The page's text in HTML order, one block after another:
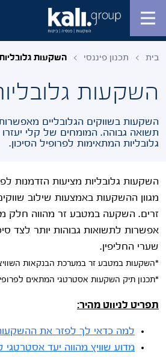
בית תכנון פיננסי השקעות
השקעות
השקעות בשווקים הגלובליים מאפשרות
תשואה גבוהה. המומחים של קלי
גלובליות המתאימות לפרופיל הסיכון.
השקעות גלובליות מציעות הזדמנות
מגוון ההשקעות באמצעות שילוב
זרים. השקעה במטבע זר מהווה חלק
אפשרות לתשואות גבוהות יותר לצד
שערי החליפין.
*השקעות במטבע זר במערכת הבנקאות
*תכנון תיק השקעות אסטרטגי המתאים
תפריט לניווט מהיר:
למה כדאי לך לפזר את
מדוע שוויץ מהווה יעד